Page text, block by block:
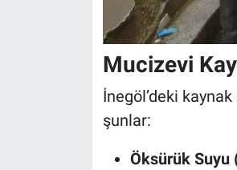
Mucizevi
İnegöl’deki
şunlar:
Öksürük Suyu